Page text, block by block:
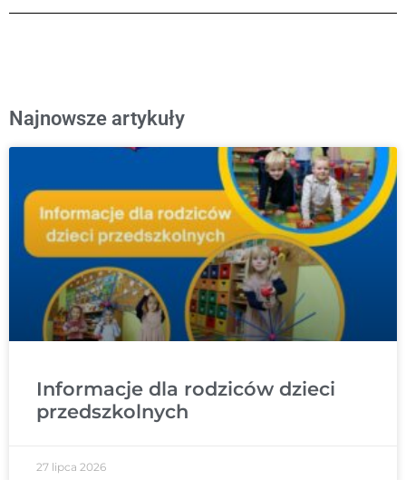
Najnowsze artykuły
Informacje dla rodziców dzieci
przedszkolnych
27 lipca 2026